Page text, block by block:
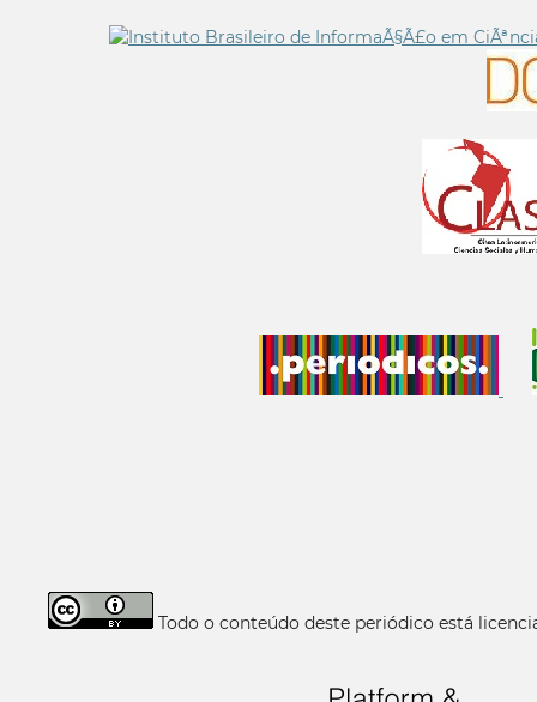
Todo o conteúdo deste periódico está